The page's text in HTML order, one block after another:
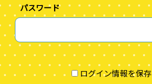
パスワード
ログイン情報を保存